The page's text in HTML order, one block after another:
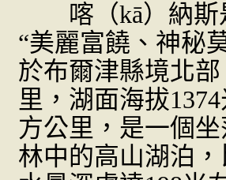
喀（kā）納斯
“美麗富饒、神秘
於布爾津縣境北
里，湖面海拔
方公里，是一個
林中的高山湖泊